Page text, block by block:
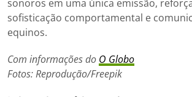
sonoros em uma única emissão,
sofisticação comportamental e
equinos.
Com informações do O Globo
Fotos: Reprodução/Freepik